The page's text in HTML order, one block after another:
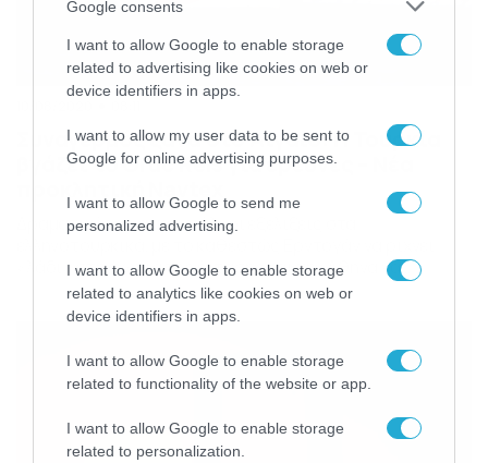
Google consents
I want to allow Google to enable storage
related to advertising like cookies on web or
device identifiers in apps.
I want to allow my user data to be sent to
Google for online advertising purposes.
I want to allow Google to send me
personalized advertising.
I want to allow Google to enable storage
related to analytics like cookies on web or
device identifiers in apps.
I want to allow Google to enable storage
related to functionality of the website or app.
I want to allow Google to enable storage
related to personalization.
Συναγερμός ξανά στο Αιγαίο: Η Τουρκία
βγάζει το Oruc Reis για έρευνες – Νέα
Δραματικές είναι και πάλι οι εξελίξεις στα
«λάδι» στη φωτιά της έντασης και την Αθήνα να
ετοιμάζεται πια για κάθε ενδεχόμενο! Η Τουρκία
εξέδωσε το πρωί της Δευτέρας (10/08/2020) νέα
NAVTEX για σεισμικές έρευνες ανοιχτά του
Καστελόριζου – στην ίδια περιοχή που απειλούσε ότι
θα πραγματοποιήσει έρευνες τον Ιούλιο. H […]